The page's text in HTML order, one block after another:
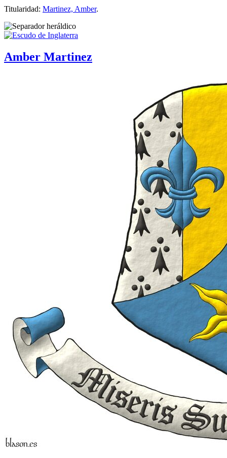
Titularidad: Martinez, Amber.
Amber Martinez